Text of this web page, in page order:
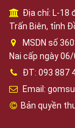
Địa chỉ: L-18
Trấn Biên, tỉnh
MSDN số
Nai cấp ngày
ĐT: 093 887
Email:
Bản quyền